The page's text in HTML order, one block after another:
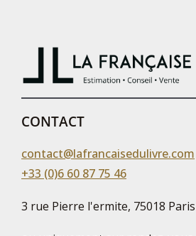
CONTACT
contact@lafrancaisedulivre.com
+33 (0)6 60 87 75 46
3 rue Pierre l'ermite, 75018 Paris